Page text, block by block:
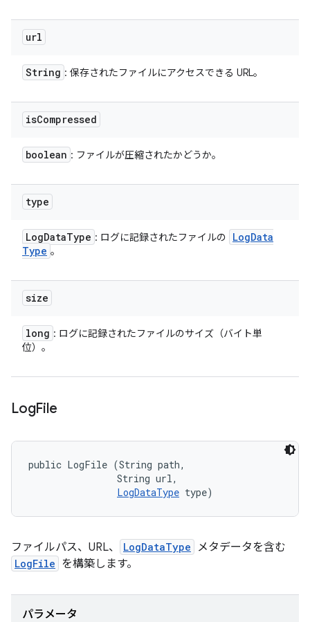
url
String : 保存されたファイルにアクセスできる URL。
isCompressed
boolean : ファイルが圧縮されたかどうか。
type
LogDataType : ログに記録されたファイルの LogData
Type 。
size
long : ログに記録されたファイルのサイズ（バイト単
位）。
LogFile
public LogFile (String path,
                String url,
LogDataType type)
ファイルパス、URL、 LogDataType メタデータを含む
LogFile を構築します。
パラメータ